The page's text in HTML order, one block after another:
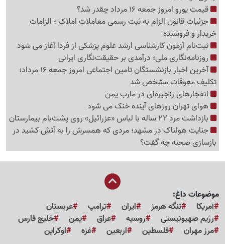
قیمت یورو امروز جمعه 16 مرداد چقدر شد؟
جزئیات قانون الزام به ثبت رسمی معاملات املاک ؛ الزامات
خریدار و فروشنده
ثبت‌نام‌ آزمون کارشناسی ارشد علوم پزشکی از فردا آغاز می شود
روزنامه‌نگاری ملی؛ درآمدی بر حقیقت‌نگاری ایرانی
آخرین اخبار بازنشستگان تامین اجتماعی امروز جمعه 16 مرداد؛
تکلیف معوقات مشخص شد
انفجارهای زنجیره‌ای در مارب یمن
هوای تهران روزهای آینده خنک می شود
بازداشت مرد 22 ساله با لباس «عزرائیل» روی پشت‌بام بیمارستان
جنایت هولناک در مشهد؛ مردی که همسرش را به آتش کشید در
بازسازی صحنه چه گفت؟
موضوعات داغ:
آمریکا
تنگه هرمز ایران ترامپ
عربستان
رژیم صهیونیستی
روسیه عراق یمن
خلیج فارس
مرز مهران
فلسطین اربعین غزه اوکراین